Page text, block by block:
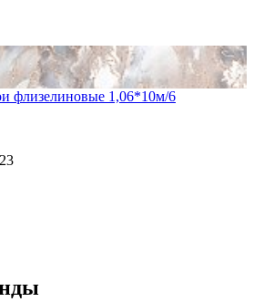
флизелиновые 1,06*10м/6